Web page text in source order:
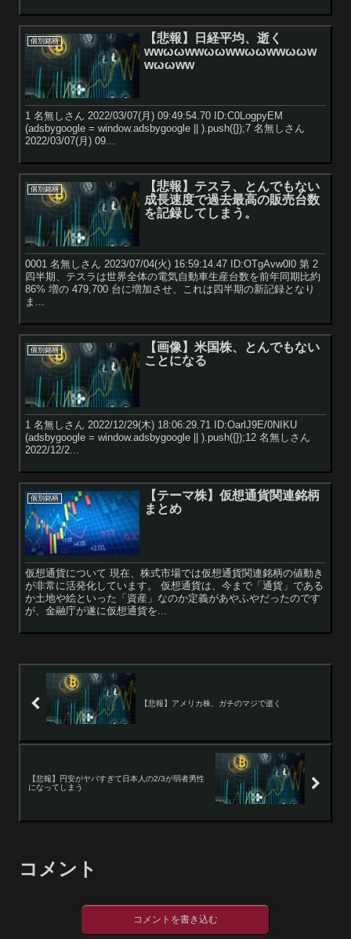
個別銘柄
【悲報】日経平均、逝く
wwωωwwωωwwωωwwωωw
wωωww
1 名無しさん 2022/03/07(月) 09:49:54.70 ID:C0LogpyEM
(adsbygoogle = window.adsbygoogle || ).push({});7 名無しさん
2022/03/07(月) 09...
個別銘柄
【悲報】テスラ、とんでもない
成長速度で過去最高の販売台数
を記録してしまう。
0001 名無しさん 2023/07/04(火) 16:59:14.47 ID:OTgAvw0l0 第 2
四半期、テスラは世界全体の電気自動車生産台数を前年同期比約
86% 増の 479,700 台に増加させ、これは四半期の新記録となり
ま...
個別銘柄
【画像】米国株、とんでもない
ことになる
1 名無しさん 2022/12/29(木) 18:06:29.71 ID:OarlJ9E/0NIKU
(adsbygoogle = window.adsbygoogle || ).push({});12 名無しさん
2022/12/2...
個別銘柄
【テーマ株】仮想通貨関連銘柄
まとめ
仮想通貨について 現在、株式市場では仮想通貨関連銘柄の値動き
が非常に活発化しています。 仮想通貨は、今まで「通貨」である
か土地や絵といった「資産」なのか定義があやふやだったのです
が、金融庁が遂に仮想通貨を...
【悲報】アメリカ株、ガチのマジで逝く
【悲報】円安がヤバすぎて日本人の2/3が弱者男性
になってしまう
コメント
コメントを書き込む